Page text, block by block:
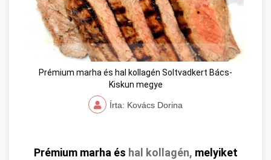
Prémium marha és hal kollagén Soltvadkert Bács-
Kiskun megye
Írta: Kovács Dorina
Prémium marha és hal kollagén, melyiket